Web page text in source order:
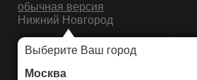
обычная версия
Нижний Новгород
Выберите Ваш город
Москва
ИНТЕРНЕТ-МАГАЗИН НАПОЛЬНЫХ ПОКРЫТИЙ